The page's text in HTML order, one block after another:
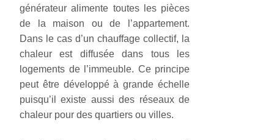
générateur alimente toutes les pièces
de la maison ou de l’appartement.
Dans le cas d’un chauffage collectif, la
chaleur est diffusée dans tous les
logements de l’immeuble. Ce principe
peut être développé à grande échelle
puisqu’il existe aussi des réseaux de
chaleur pour des quartiers ou villes.